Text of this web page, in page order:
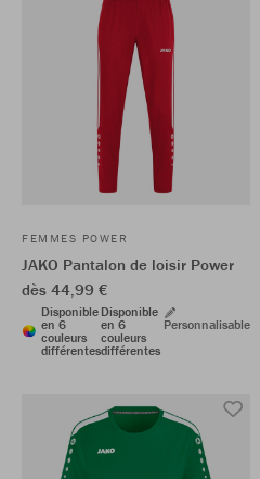
FEMMES POWER
JAKO Pantalon de loisir Power
dès 44,99 €
Disponible
en 6
couleurs
différentes
Disponible
en 6
couleurs
différentes
Personnalisable